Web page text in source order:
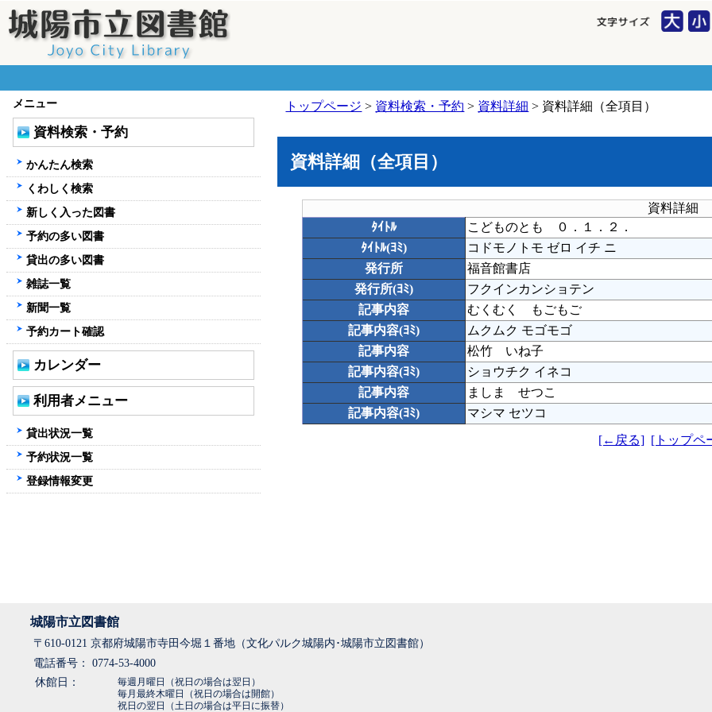
トップページ > 資料検索・予約 > 資料詳細 > 資料詳細（全項目）
資料詳細（全項目）
資料詳細
ﾀｲﾄﾙ
こどものとも ０．１．２．
ﾀｲﾄﾙ(ﾖﾐ)
コドモノトモ ゼロ イチ ニ
発行所
福音館書店
発行所(ﾖﾐ)
フクインカンショテン
記事内容
むくむく もごもご
記事内容(ﾖﾐ)
ムクムク モゴモゴ
記事内容
松竹 いね子
記事内容(ﾖﾐ)
ショウチク イネコ
記事内容
ましま せつこ
記事内容(ﾖﾐ)
マシマ セツコ
[←戻る] [トップペ
メニュー
資料検索・予約
かんたん検索
くわしく検索
新しく入った図書
予約の多い図書
貸出の多い図書
雑誌一覧
新聞一覧
予約カート確認
カレンダー
利用者メニュー
貸出状況一覧
予約状況一覧
登録情報変更
城陽市立図書館
〒610-0121 京都府城陽市寺田今堀１番地（文化パルク城陽内･城陽市立図書館）
電話番号： 0774-53-4000
休館日：
毎週月曜日（祝日の場合は翌日）
毎月最終木曜日（祝日の場合は開館）
祝日の翌日（土日の場合は平日に振替）